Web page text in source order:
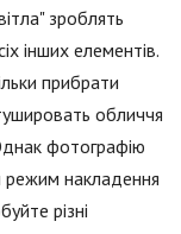
зроблять
інших елементів.
прибрати
обличчя
фотографію
накладення
різні